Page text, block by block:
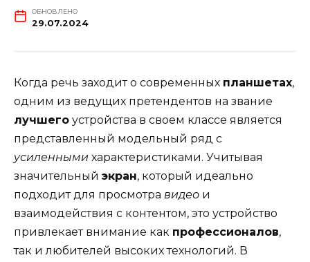
ОБНОВЛЕНО
29.07.2024
Когда речь заходит о современных планшетах,
одним из ведущих претендентов на звание
лучшего устройства в своем классе является
представленный модельный ряд с
усиленными характеристиками. Учитывая
значительный экран, который идеально
подходит для просмотра видео и
взаимодействия с контентом, это устройство
привлекает внимание как профессионалов,
так и любителей высоких технологий. В